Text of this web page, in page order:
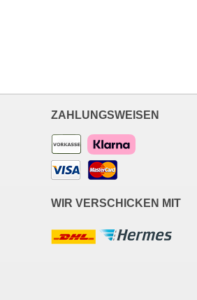
ZAHLUNGSWEISEN
WIR VERSCHICKEN MIT